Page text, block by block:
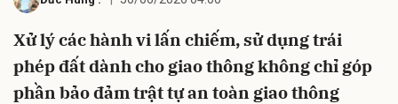
Xử lý các hành vi lấn chiếm, sử dụng trái
phép đất dành cho giao thông không chỉ góp
phần bảo đảm trật tự an toàn giao thông
Hủy Gửi